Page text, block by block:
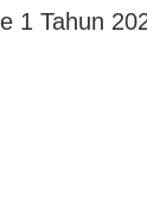
1 Tahun